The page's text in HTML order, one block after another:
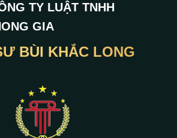
TY LUẬT TNHH
GIA
BÙI KHẮC LONG